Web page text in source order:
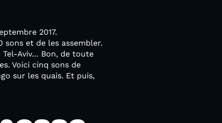
2017.
et de les assembler.
Aviv… Bon, de toute
Voici cinq sons de
sur les quais. Et puis,